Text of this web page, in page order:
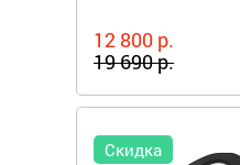
12 800 р.
19 690 р.
Скидка